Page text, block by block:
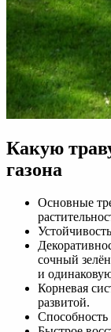
Какую
газона
Основные
сочный
и
Корневая
развитой.